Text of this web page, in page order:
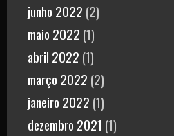
junho 2022 (2)
maio 2022 (1)
abril 2022 (1)
março 2022 (2)
janeiro 2022 (1)
dezembro 2021 (1)